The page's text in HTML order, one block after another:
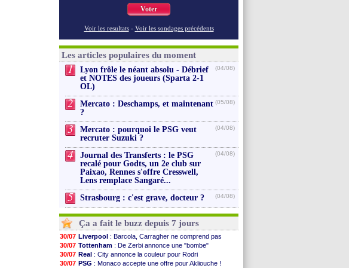
Voter
Voir les resultats - Voir les sondages précédents
Les articles populaires du moment
1
Lyon frôle le néant absolu - Débrief
et NOTES des joueurs (Sparta 2-1
OL)
(04/08)
2
Mercato : Deschamps, et maintenant
?
(05/08)
3
Mercato : pourquoi le PSG veut
recruter Suzuki ?
(04/08)
4
Journal des Transferts : le PSG
recalé pour Godts, un 2e club sur
Paixao, Rennes s'offre Cresswell,
Lens remplace Sangaré...
(04/08)
5 Strasbourg : c'est grave, docteur ? (04/08)
Ça a fait le buzz depuis 7 jours
30/07 Liverpool : Barcola, Carragher ne comprend pas
30/07 Tottenham : De Zerbi annonce une "bombe"
30/07 Real : City annonce la couleur pour Rodri
30/07 PSG : Monaco accepte une offre pour Akliouche !